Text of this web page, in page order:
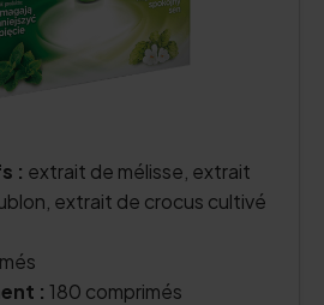
: extrait de mélisse, extrait
extrait de crocus cultivé
: 180 comprimés